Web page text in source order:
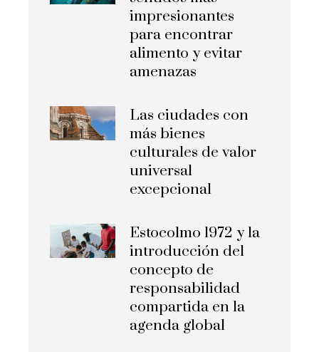
impresionantes
para encontrar
alimento y evitar
amenazas
Las ciudades con
más bienes
culturales de valor
universal
excepcional
Estocolmo 1972 y la
introducción del
concepto de
responsabilidad
compartida en la
agenda global